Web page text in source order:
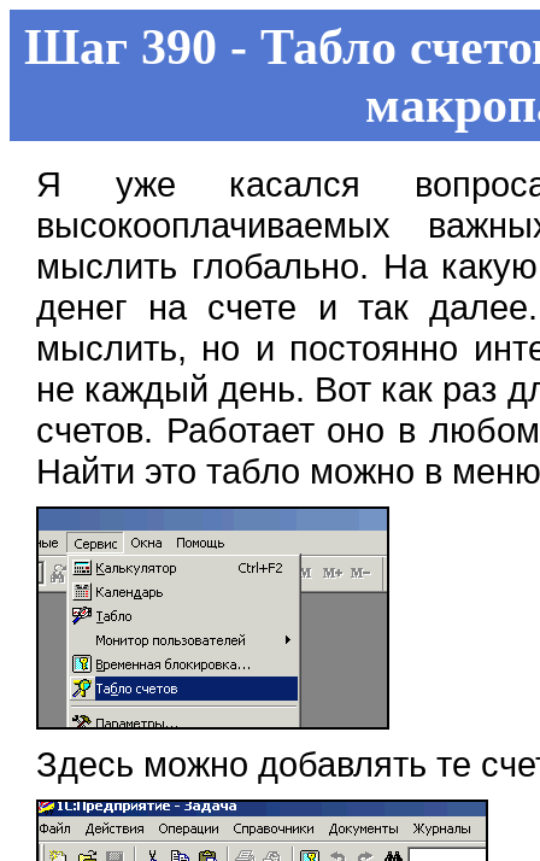
Шаг 390 - Табло
Я уже касался
высокооплачиваемых
мыслить глобально. На
денег на счете и так
мыслить, но и постоянно
не каждый день. Вот как раз
счетов. Работает оно в
Найти это табло можно в
Здесь можно добавлять те